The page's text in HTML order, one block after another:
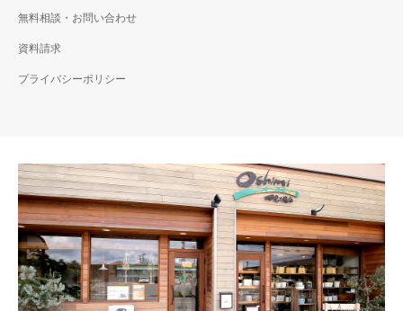
無料相談・お問い合わせ
資料請求
プライバシーポリシー